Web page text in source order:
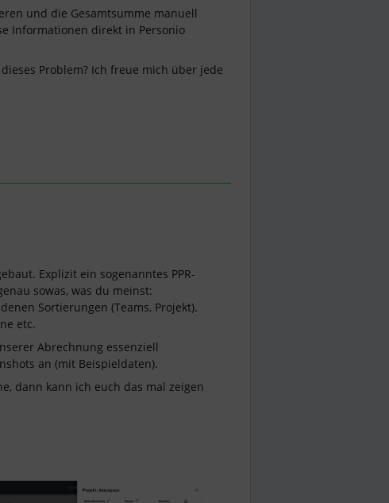
und die Gesamtsumme manuell
Informationen direkt in Personio
Problem? Ich freue mich über jede
Explizit ein sogenanntes PPR-
sowas, was du meinst:
Sortierungen (Teams, Projekt).
etc.
Abrechnung essenziell
an (mit Beispieldaten).
dann kann ich euch das mal zeigen